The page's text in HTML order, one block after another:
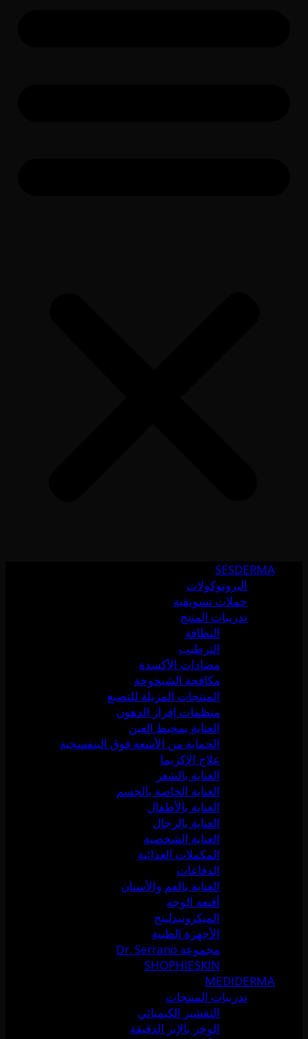
SESDERMA
البروتوكولات
حملات تسويقية
تدريبات المنتج
النظافة
الترطيب
مضادات الأكسدة
مكافحة الشيخوخة
المنتجات المزيلة للتصبغ
منظمات إفراز الدهون
العناية بمحيط العين
الحماية من الأشعة فوق البنفسجية
علاج الإكزيما
العناية بالشعر
العناية الخاصة بالجسم
العناية بالأطفال
العناية بالرجال
العناية الشخصية
المكملات الغذائية
الدفاعات
العناية بالفم والأسنان
أقنعة الوجه
الميكرونيدلينج
الأجهزة الطبية
مجموعة Dr. Serrano
SHOPHIESKIN
MEDIDERMA
تدريبات المنتجات
التقشير الكيميائي
الوخز بالإبر الدقيقة